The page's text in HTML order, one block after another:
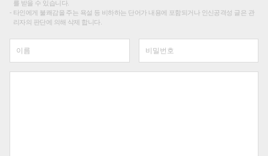
를 받을 수 있습니다.
타인에게 불쾌감을 주는 욕설 등 비하하는 단어가 내용에 포함되거나 인신공격성 글은 관
리자의 판단에 의해 삭제 합니다.